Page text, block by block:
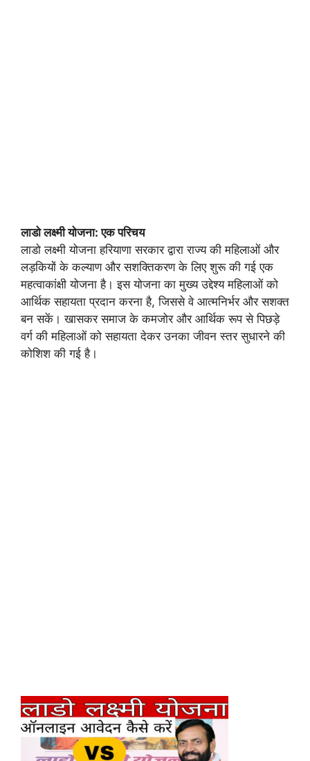
लाडो लक्ष्मी योजना: एक परिचय
लाडो लक्ष्मी योजना हरियाणा सरकार द्वारा राज्य की महिलाओं और
लड़कियों के कल्याण और सशक्तिकरण के लिए शुरू की गई एक
महत्वाकांक्षी योजना है। इस योजना का मुख्य उद्देश्य महिलाओं को
आर्थिक सहायता प्रदान करना है, जिससे वे आत्मनिर्भर और सशक्त
बन सकें। खासकर समाज के कमजोर और आर्थिक रूप से पिछड़े
वर्ग की महिलाओं को सहायता देकर उनका जीवन स्तर सुधारने की
कोशिश की गई है।